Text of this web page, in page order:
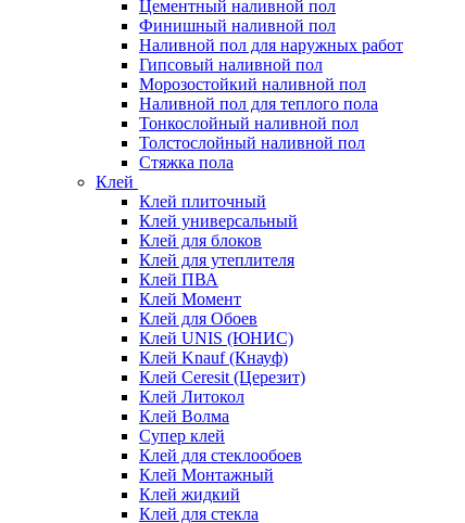
Цементный наливной пол
Финишный наливной пол
Наливной пол для наружных работ
Гипсовый наливной пол
Морозостойкий наливной пол
Наливной пол для теплого пола
Тонкослойный наливной пол
Толстослойный наливной пол
Стяжка пола
Клей
Клей плиточный
Клей универсальный
Клей для блоков
Клей для утеплителя
Клей ПВА
Клей Момент
Клей для Обоев
Клей UNIS (ЮНИС)
Клей Knauf (Кнауф)
Клей Ceresit (Церезит)
Клей Литокол
Клей Волма
Супер клей
Клей для стеклообоев
Клей Монтажный
Клей жидкий
Клей для стекла